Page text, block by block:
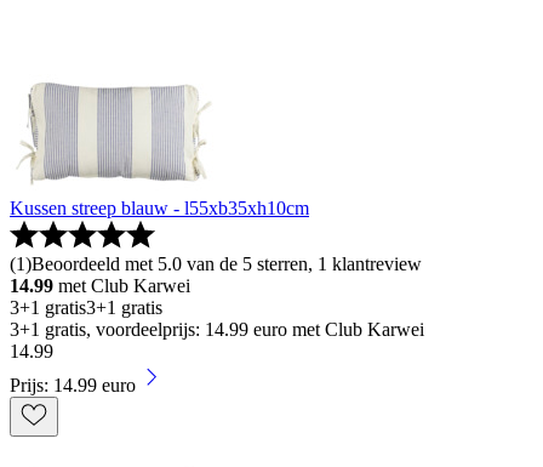
Kussen streep blauw - l55xb35xh10cm
(1)Beoordeeld met 5.0 van de 5 sterren, 1 klantreview
14.99 met Club Karwei
3+1 gratis3+1 gratis
3+1 gratis, voordeelprijs: 14.99 euro met Club Karwei
14.99
Prijs: 14.99 euro